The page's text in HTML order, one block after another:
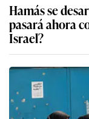
Hamás se
pasará ahora
Israel?